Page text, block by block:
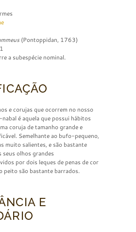
(Pontoppidan, 1763)
a subespécie nominal.
e corujas que ocorrem no nosso
é aquela que possui hábitos
coruja de tamanho grande e
Semelhante ao bufo-pequeno,
muito salientes, e são bastante
olhos grandes
por dois leques de penas de cor
peito são bastante barrados.
E